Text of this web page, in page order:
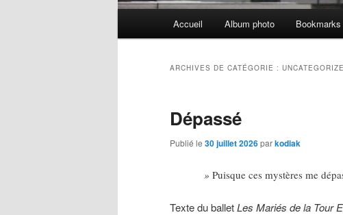
Accueil Album photo Bookmarks
ARCHIVES DE CATÉGORIE :
Dépassé
Publié le 30 juillet 2026parkodiak
» Puisque ces mystères me
Texte du balletLes Mariés de la Tour